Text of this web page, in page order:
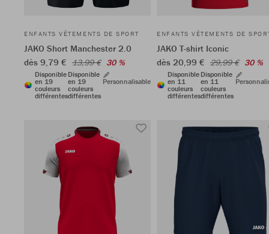
ENFANTS VÊTEMENTS DE SPORT
JAKO Short Manchester 2.0
dès 9,79 € 13,99 € 30 %
Disponible
en 19
couleurs
différentes
Disponible
en 19
couleurs
différentes
Personnalisable
ENFANTS VÊTEMENTS DE
JAKO T-shirt Iconic
dès 20,99 € 29,99 € 30 %
Disponible
en 11
couleurs
différentes
Disponible
en 11
couleurs
différentes